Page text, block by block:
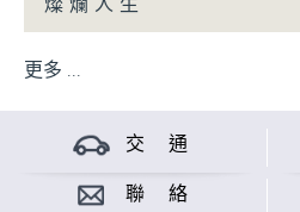
燦爛人生
更多 ...
交 通
聯 絡